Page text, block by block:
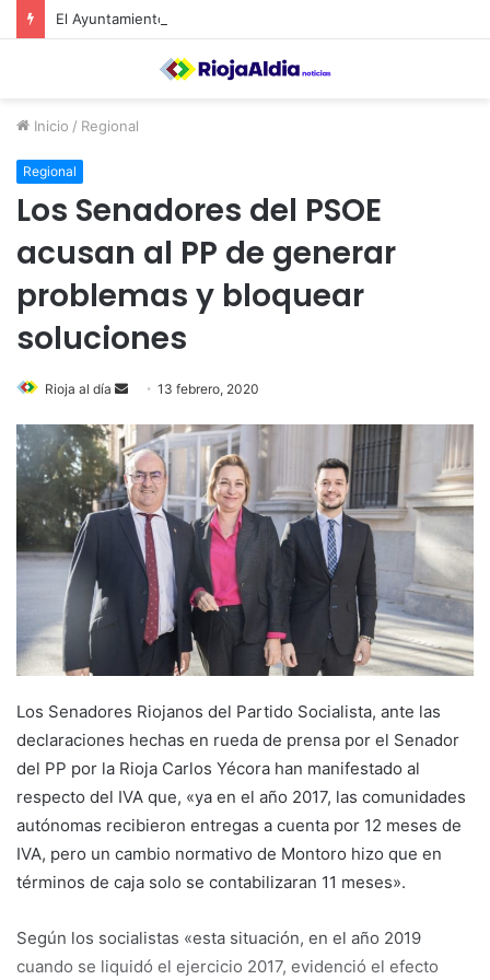
Inicio / Regional
Regional
Los Senadores del PSOE
acusan al PP de generar
problemas y bloquear
soluciones
Rioja al día
n
d
a
n
13 febrero, 2020
Los Senadores Riojanos del Partido Socialista, ante las
declaraciones hechas en rueda de prensa por el Senador
del PP por la Rioja Carlos Yécora han manifestado al
respecto del IVA que, «ya en el año 2017, las comunidades
autónomas recibieron entregas a cuenta por 12 meses de
IVA, pero un cambio normativo de Montoro hizo que en
términos de caja solo se contabilizaran 11 meses».
Según los socialistas «esta situación, en el año 2019
cuando se liquidó el ejercicio 2017, evidenció el efecto